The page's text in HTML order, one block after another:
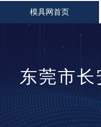
模具网首页
东莞市